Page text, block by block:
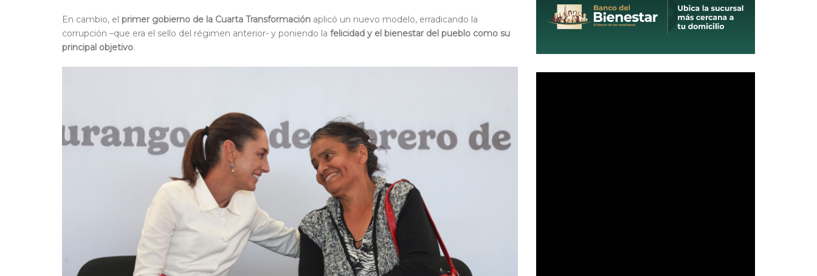
En cambio, el primer gobierno de la Cuarta Transformación aplicó un nuevo modelo, erradicando la
corrupción –que era el sello del régimen anterior- y poniendo la felicidad y el bienestar del pueblo como su
principal objetivo.